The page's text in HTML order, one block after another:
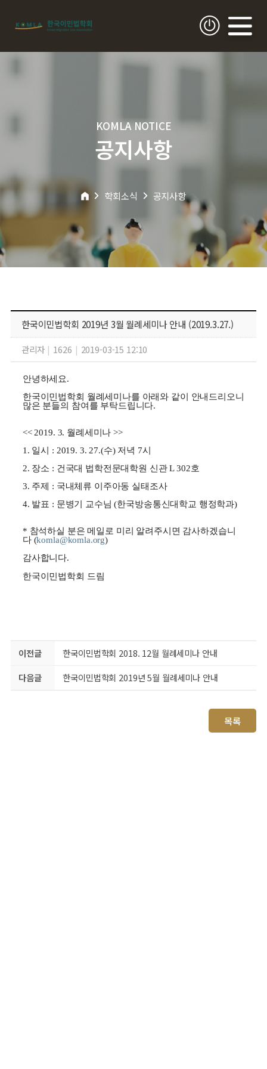
KOMLA NOTICE
공지사항
학회소식 공지사항
한국이민법학회 2019년 3월 월례세미나 안내 (2019.3.27.)
관리자 | 1626 | 2019-03-15 12:10
안녕하세요.
한국이민법학회 월례세미나를 아래와 같이 안내드리오니
많은 분들의 참여를 부탁드립니다.
<< 2019. 3. 월례세미나 >>
1. 일시 : 2019. 3. 27.(수) 저녁 7시
2. 장소 : 건국대 법학전문대학원 신관 L 302호
3. 주제 : 국내체류 이주아동 실태조사
4. 발표 : 문병기 교수님 (한국방송통신대학교 행정학과)
* 참석하실 분은 메일로 미리 알려주시면 감사하겠습니
다 (komla@komla.org)
감사합니다.
한국이민법학회 드림
이전글
한국이민법학회 2018. 12월 월례세미나 안내
다음글
한국이민법학회 2019년 5월 월례세미나 안내
목록